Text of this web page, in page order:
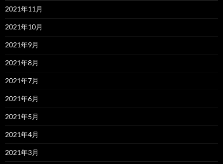
2021年11月
2021年10月
2021年9月
2021年8月
2021年7月
2021年6月
2021年5月
2021年4月
2021年3月